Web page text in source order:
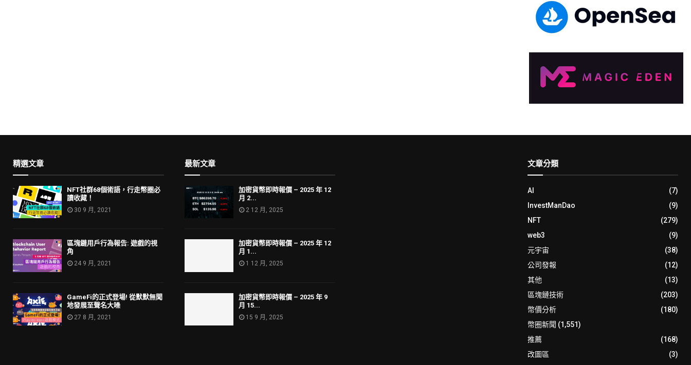
精選文章
NFT社群68個術語，行走幣圈必
讀收藏！
30 9 月, 2021
區塊鏈用戶行為報告: 遊戲的視
角
24 9 月, 2021
GameFi的正式登場! 從默默無聞
地發展至聲名大噪
27 8 月, 2021
最新文章
加密貨幣即時報價 – 2025 年 12
月 2...
2 12 月, 2025
加密貨幣即時報價 – 2025 年 12
月 1...
1 12 月, 2025
加密貨幣即時報價 – 2025 年 9
月 15...
15 9 月, 2025
文章分類
AI
(7)
InvestManDao
(9)
NFT
(279)
web3
(9)
元宇宙
(38)
公司發報
(12)
其他
(13)
區塊鏈技術
(203)
幣價分析
(180)
幣圈新聞 (1,551)
推薦
(168)
改圖區
(3)